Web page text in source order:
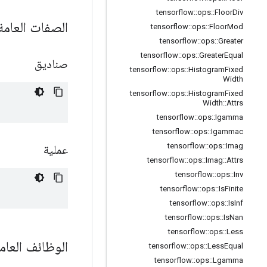
tensorflow::ops::FloorDiv
tensorflow::ops::FloorMod
tensorflow::ops::Greater
tensorflow::ops::GreaterEqual
tensorflow::ops::HistogramFixed
Width
tensorflow::ops::HistogramFixed
Width::Attrs
tensorflow::ops::Igamma
tensorflow::ops::Igammac
tensorflow::ops::Imag
tensorflow::ops::Imag::Attrs
tensorflow::ops::Inv
tensorflow::ops::IsFinite
tensorflow::ops::IsInf
tensorflow::ops::IsNan
tensorflow::ops::Less
tensorflow::ops::LessEqual
tensorflow::ops::Lgamma
الصفات
صناديق
عملية
الوظائف